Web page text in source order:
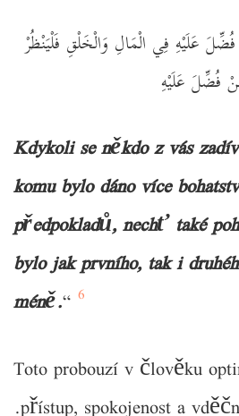
عَلَيْهِ فِي الْمَالِ وَالْخَلْقِ فَلْيَنْظُرْ
فُضِّلَ عَلَيْهِ
Kdykoli se někdo z vás
komu bylo dáno více
předpokladů, nechť také
bylo jak prvního, tak i
méně.“ 6
Toto probouzí v člověku